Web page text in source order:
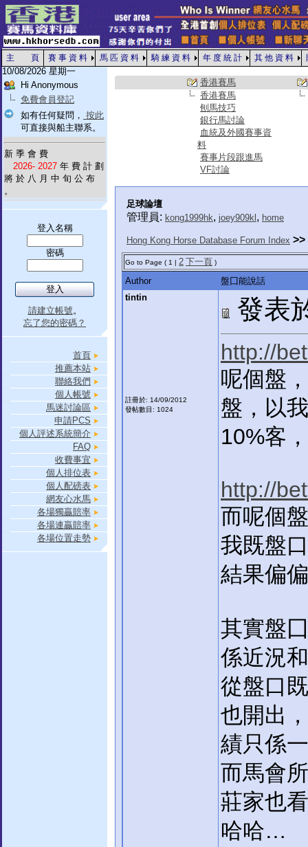
主 頁 賽 事 資 料 馬 匹 資 料 騎 練 資 料 年 度 統 計 其 他 資 料
10/08/2026 星期一
Hi Anonymous
免費會員登記
如有任何疑問， 按此
可直接與船主聯系。
新 季 會 費
2026- 2027 年 費 計 劃
將 於 八 月 中 旬 公 布
。
登入名稱
密碼
請建立帳號。
忘了您的密碼？
首頁
推薦本站
聯絡我們
個人帳號
馬迷討論區
申請PCS
個人評述系統簡介
FAQ
收費事宜
個人排位表
個人配磅表
網友心水馬
各場獨贏賠率
各場連贏賠率
各場位置走勢
香港賽馬
香港賽馬
刨馬技巧
銀行馬討論
血統及外國賽事資
料
賽事片段跟進馬
VF討論
足球論壇
管理員: kong1999hk, joey909kl , home
Hong Kong Horse Database Forum Index >>
Go to Page ( 1 | 2 下一頁 )
Author
盤囗能說話
tintin
註冊於: 14/09/2012
發帖數目: 1024
發表
http://
呢個盤
盤，以
10%客
http://
而呢個
我既盤
結果偏
其實盤
係近況
從盤口
也開出
績只係
而馬會
莊家也
哈哈…